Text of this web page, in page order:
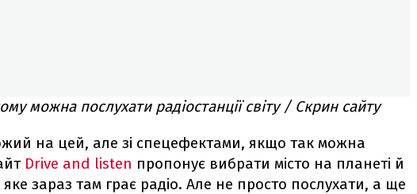
можна послухати радіостанції світу / Скрин сайту
на цей, але зі спецефектами, якщо так можна
Drive and listen пропонує вибрати місто на планеті й
яке зараз там грає радіо. Але не просто послухати, а ще